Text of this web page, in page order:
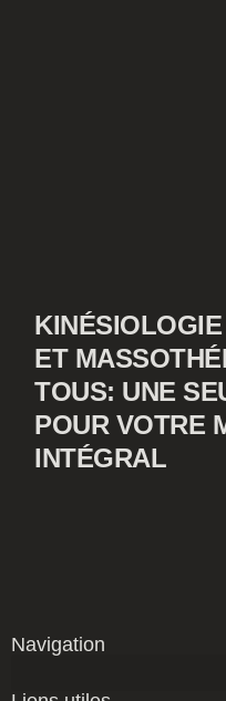
ET
TOUS: UNE
POUR VOTRE
INTÉGRAL
Navigation